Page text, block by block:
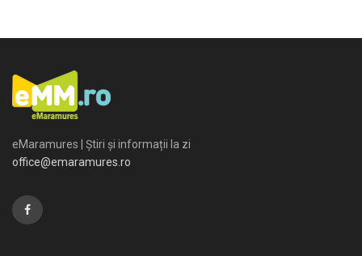
eMaramures | Știri și informații la zi
office@emaramures.ro